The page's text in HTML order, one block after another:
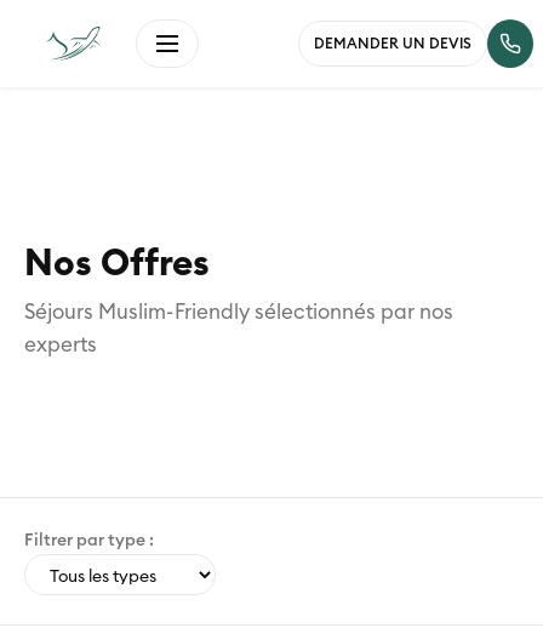
DEMANDER UN DEVIS
Nos Offres
Séjours Muslim-Friendly sélectionnés par nos
experts
Filtrer par type :